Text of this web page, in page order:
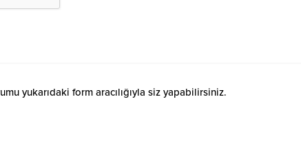
yukarıdaki form aracılığıyla siz yapabilirsiniz.